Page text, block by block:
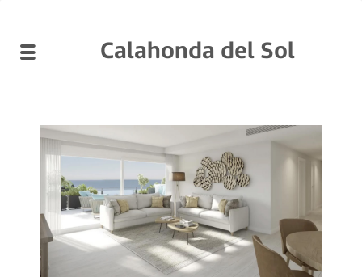
Calahonda del Sol